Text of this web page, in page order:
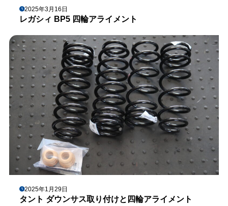
2025年3月16日
レガシィ BP5 四輪アライメント
2025年1月29日
タント ダウンサス取り付けと四輪アライメント